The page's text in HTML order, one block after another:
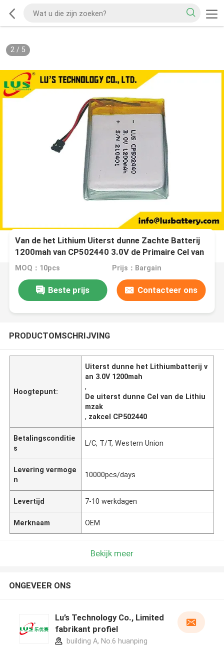
2/ 5
Van de het Lithium Uiterst dunne Zachte Batterij
1200mah van CP502440 3.0V de Primaire Cel van
de het Lithiumzak
MOQ：10pcs Prijs：Bargain
Beste prijs Contacteer ons
PRODUCTOMSCHRIJVING
Hoogtepunt:
Uiterst dunne het Lithiumbatterij v
an 3.0V 1200mah
,
De uiterst dunne Cel van de Lithiu
mzak
, zakcel CP502440
Betalingsconditie
s
L/C, T/T, Western Union
Levering vermoge
n
10000pcs/days
Levertijd 7-10 werkdagen
Merknaam OEM
Bekijk meer
ONGEVEER ONS
Lu’s Technology Co., Limited
fabrikant profiel
building A, No.6 huanping